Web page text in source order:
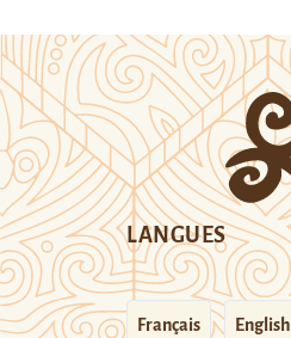
LANGUES
Français English